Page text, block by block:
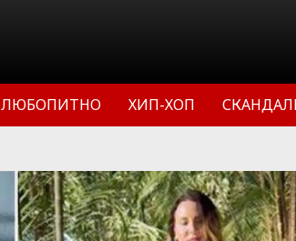
ЛЮБОПИТНО ХИП-ХОП